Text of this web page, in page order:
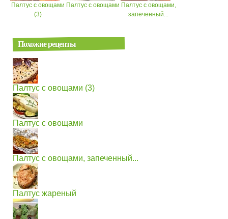
Палтус с овощами
(3)
Палтус с овощами Палтус с овощами,
запеченный...
Похожие рецепты
Палтус с овощами (3)
Палтус с овощами
Палтус с овощами, запеченный...
Палтус жареный